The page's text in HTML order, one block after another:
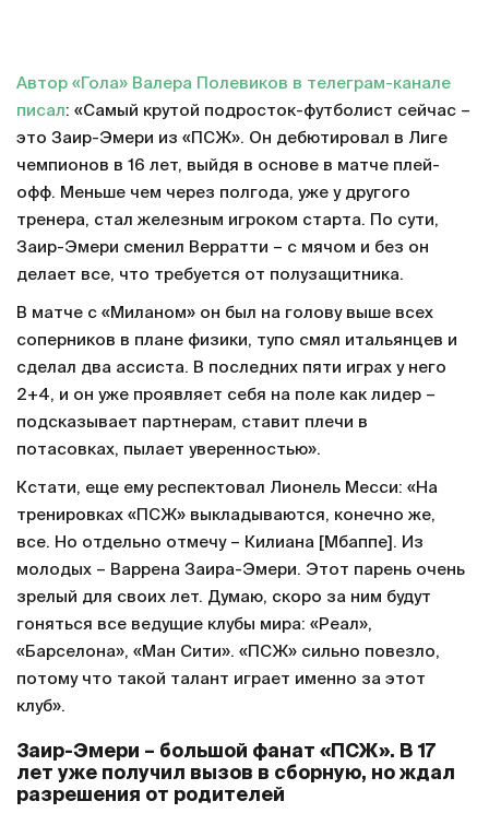
Автор «Гола» Валера Полевиков в телеграм-канале
писал: «Самый крутой подросток-футболист сейчас –
это Заир-Эмери из «ПСЖ». Он дебютировал в Лиге
чемпионов в 16 лет, выйдя в основе в матче плей-
офф. Меньше чем через полгода, уже у другого
тренера, стал железным игроком старта. По сути,
Заир-Эмери сменил Верратти – с мячом и без он
делает все, что требуется от полузащитника.
В матче с «Миланом» он был на голову выше всех
соперников в плане физики, тупо смял итальянцев и
сделал два ассиста. В последних пяти играх у него
2+4, и он уже проявляет себя на поле как лидер –
подсказывает партнерам, ставит плечи в
потасовках, пылает уверенностью».
Кстати, еще ему респектовал Лионель Месси: «На
тренировках «ПСЖ» выкладываются, конечно же,
все. Но отдельно отмечу – Килиана [Мбаппе]. Из
молодых – Варрена Заира-Эмери. Этот парень очень
зрелый для своих лет. Думаю, скоро за ним будут
гоняться все ведущие клубы мира: «Реал»,
«Барселона», «Ман Сити». «ПСЖ» сильно повезло,
потому что такой талант играет именно за этот
клуб».
Заир-Эмери – большой фанат «ПСЖ». В 17
лет уже получил вызов в сборную, но ждал
разрешения от родителей